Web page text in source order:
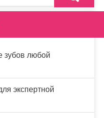
зубов любой
экспертной